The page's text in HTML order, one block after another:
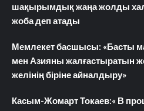
шақырымдық жаңа жолды
жоба деп атады
Мемлекет басшысы: «Басты
мен Азияны жалғастыратын
желінің біріне айналдыру»
Касым-Жомарт Токаев:« В